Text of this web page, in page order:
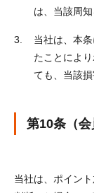
は、当該周
当社は、本
たことによ
ても、当該
第10条（会
当社は、ポイン